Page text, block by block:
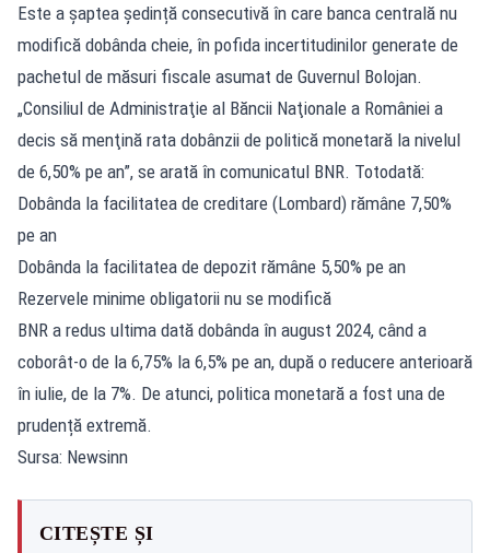
Este a șaptea ședință consecutivă în care banca centrală nu
modifică dobânda cheie, în pofida incertitudinilor generate de
pachetul de măsuri fiscale asumat de Guvernul Bolojan.
„Consiliul de Administraţie al Băncii Naţionale a României a
decis să menţină rata dobânzii de politică monetară la nivelul
de 6,50% pe an”, se arată în comunicatul BNR. Totodată:
Dobânda la facilitatea de creditare (Lombard) rămâne 7,50%
pe an
Dobânda la facilitatea de depozit rămâne 5,50% pe an
Rezervele minime obligatorii nu se modifică
BNR a redus ultima dată dobânda în august 2024, când a
coborât-o de la 6,75% la 6,5% pe an, după o reducere anterioară
în iulie, de la 7%. De atunci, politica monetară a fost una de
prudență extremă.
Sursa: Newsinn
CITEȘTE ȘI